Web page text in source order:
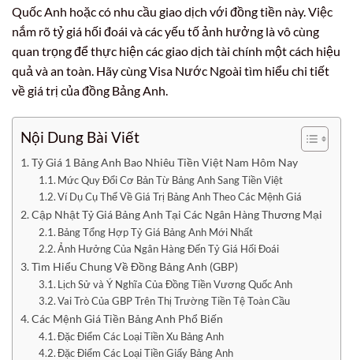
Quốc Anh hoặc có nhu cầu giao dịch với đồng tiền này. Việc
nắm rõ tỷ giá hối đoái và các yếu tố ảnh hưởng là vô cùng
quan trọng để thực hiện các giao dịch tài chính một cách hiệu
quả và an toàn. Hãy cùng Visa Nước Ngoài tìm hiểu chi tiết
về giá trị của đồng Bảng Anh.
Nội Dung Bài Viết
Tỷ Giá 1 Bảng Anh Bao Nhiêu Tiền Việt Nam Hôm Nay
Mức Quy Đổi Cơ Bản Từ Bảng Anh Sang Tiền Việt
Ví Dụ Cụ Thể Về Giá Trị Bảng Anh Theo Các Mệnh Giá
Cập Nhật Tỷ Giá Bảng Anh Tại Các Ngân Hàng Thương Mại
Bảng Tổng Hợp Tỷ Giá Bảng Anh Mới Nhất
Ảnh Hưởng Của Ngân Hàng Đến Tỷ Giá Hối Đoái
Tìm Hiểu Chung Về Đồng Bảng Anh (GBP)
Lịch Sử và Ý Nghĩa Của Đồng Tiền Vương Quốc Anh
Vai Trò Của GBP Trên Thị Trường Tiền Tệ Toàn Cầu
Các Mệnh Giá Tiền Bảng Anh Phổ Biến
Đặc Điểm Các Loại Tiền Xu Bảng Anh
Đặc Điểm Các Loại Tiền Giấy Bảng Anh